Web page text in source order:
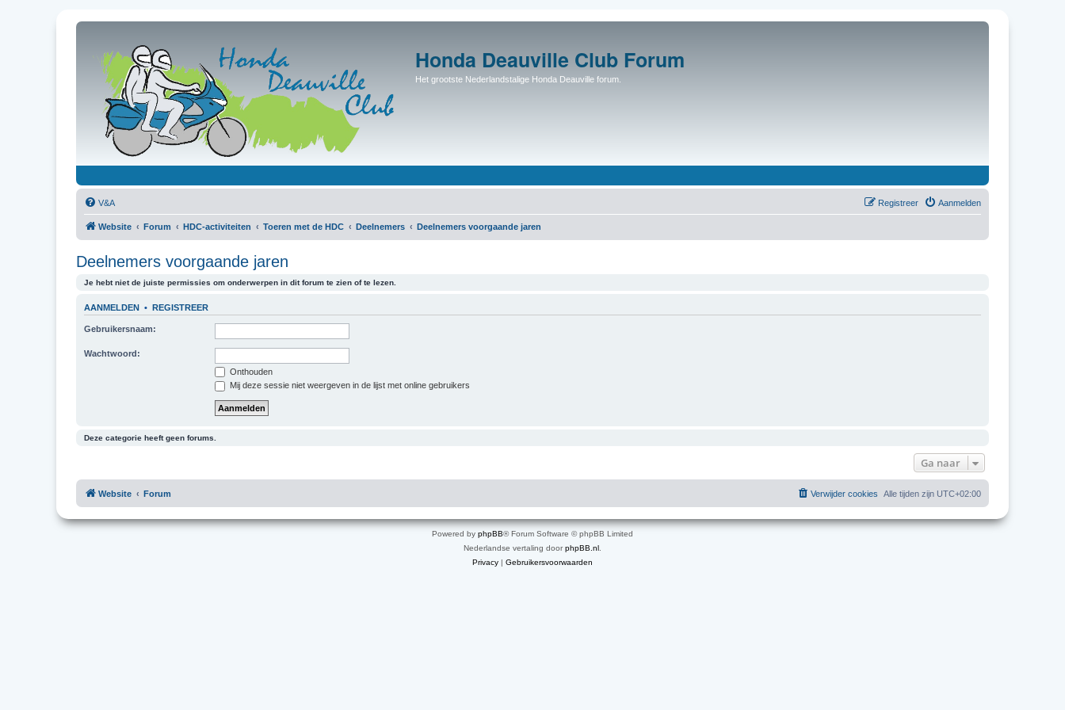
Honda Deauville Club Forum
Het grootste Nederlandstalige Honda Deauville forum.
V&A Aanmelden
Registreer
Website Forum HDC-activiteiten Toeren met de HDC Deelnemers Deelnemers voorgaande jaren
Deelnemers voorgaande jaren
Je hebt niet de juiste permissies om onderwerpen in dit forum te zien of te lezen.
AANMELDEN • REGISTREER
Gebruikersnaam:
Wachtwoord:
Onthouden
Mij deze sessie niet weergeven in de lijst met online gebruikers
Deze categorie heeft geen forums.
Ga naar
Website Forum Alle tijden zijn UTC+02:00
Verwijder cookies
Powered by phpBB® Forum Software © phpBB Limited
Nederlandse vertaling doorphpBB.nl
Privacy | Gebruikersvoorwaarden